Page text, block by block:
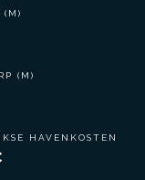
(M)
(M)
HAVENKOSTEN